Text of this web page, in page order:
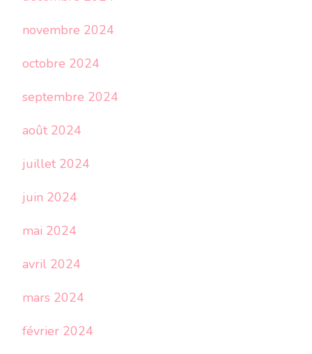
novembre 2024
octobre 2024
septembre 2024
août 2024
juillet 2024
juin 2024
mai 2024
avril 2024
mars 2024
février 2024